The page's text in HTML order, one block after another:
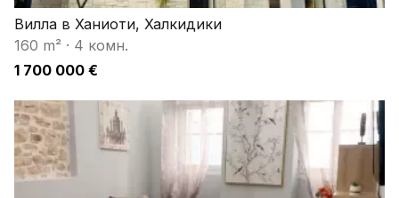
Вилла в Ханиоти, Халкидики
160 m² · 4 комн.
1 700 000 €